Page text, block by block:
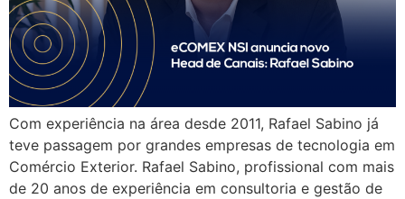
Com experiência na área desde 2011, Rafael Sabino já
teve passagem por grandes empresas de tecnologia em
Comércio Exterior. Rafael Sabino, profissional com mais
de 20 anos de experiência em consultoria e gestão de